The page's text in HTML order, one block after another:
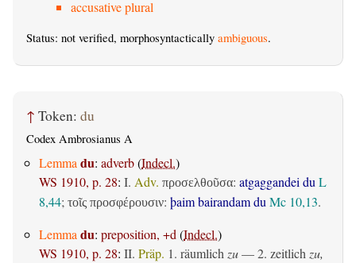
accusative plural
Status: not verified, morphosyntactically ambiguous.
↑ Token: du
Codex Ambrosianus A
Lemmadu: adverb(Indecl.)
WS 1910, p. 28: I. Adv. προσελθοῦσα: atgaggandei duL
8,44; τοῖς προσφέρουσιν: þaim bairandam duMc 10,13.
Lemmadu: preposition, +d(Indecl.)
WS 1910, p. 28: II. Präp. 1. räumlichzu— 2. zeitlichzu,